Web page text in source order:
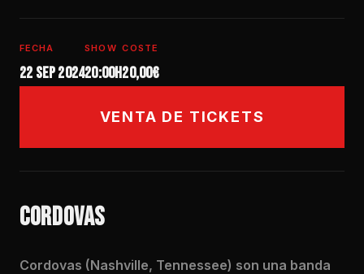
FECHA
22 sep 2024
SHOW
20:00h
COSTE
20,00€
VENTA DE TICKETS
CORDOVAS
Cordovas (Nashville, Tennessee) son una banda